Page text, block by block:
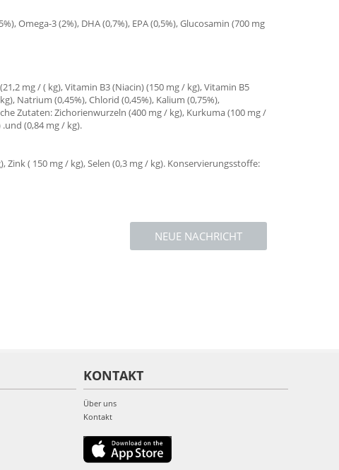
Omega-3 (2%), DHA (0,7%), EPA (0,5%), Glucosamin (700 mg
mg / ( kg), Vitamin B3 (Niacin) (150 mg / kg), Vitamin B5
Natrium (0,45%), Chlorid (0,45%), Kalium (0,75%),
Zutaten: Zichorienwurzeln (400 mg / kg), Kurkuma (100 mg /
(0,84 mg / kg).
Zink ( 150 mg / kg), Selen (0,3 mg / kg). Konservierungsstoffe:
NEUE NACHRICHT
KONTAKT
Über uns
Kontakt